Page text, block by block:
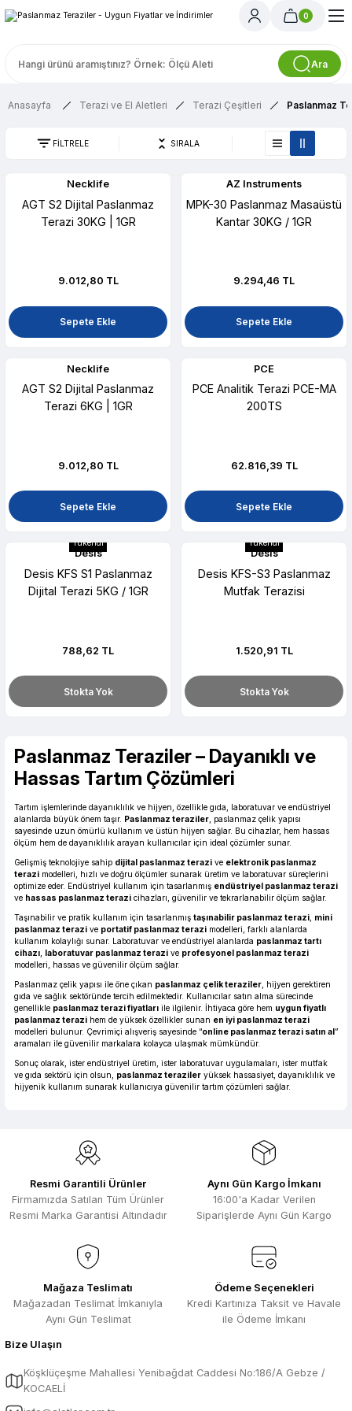
Ara
0
Anasayfa Terazi ve El Aletleri Terazi Çeşitleri Paslanmaz
FİLTRELE SIRALA
Necklife
AGT S2 Dijital Paslanmaz
Terazi 30KG | 1GR
9.012,80 TL
Sepete Ekle
AZ Instruments
MPK-30 Paslanmaz Masaüstü
Kantar 30KG / 1GR
9.294,46 TL
Sepete Ekle
Necklife
AGT S2 Dijital Paslanmaz
Terazi 6KG | 1GR
9.012,80 TL
Sepete Ekle
PCE
PCE Analitik Terazi PCE-MA
200TS
62.816,39 TL
Sepete Ekle
Tükendi
Desis
Desis KFS S1 Paslanmaz
Dijital Terazi 5KG / 1GR
788,62 TL
Stokta Yok
Tükendi
Desis
Desis KFS-S3 Paslanmaz
Mutfak Terazisi
1.520,91 TL
Stokta Yok
Paslanmaz Teraziler – Dayanıklı ve
Hassas Tartım Çözümleri
Tartım işlemlerinde dayanıklılık ve hijyen, özellikle gıda, laboratuvar ve endüstriyel
alanlarda büyük önem taşır. Paslanmaz teraziler , paslanmaz çelik yapısı
sayesinde uzun ömürlü kullanım ve üstün hijyen sağlar. Bu cihazlar, hem hassas
ölçüm hem de dayanıklılık arayan kullanıcılar için ideal çözümler sunar.
Gelişmiş teknolojiye sahip dijital paslanmaz terazi ve elektronik paslanmaz
terazi modelleri, hızlı ve doğru ölçümler sunarak üretim ve laboratuvar süreçlerini
optimize eder. Endüstriyel kullanım için tasarlanmış endüstriyel paslanmaz terazi
ve hassas paslanmaz terazi cihazları, güvenilir ve tekrarlanabilir ölçüm sağlar.
Taşınabilir ve pratik kullanım için tasarlanmış taşınabilir paslanmaz terazi mini
paslanmaz terazi ve portatif paslanmaz terazi modelleri, farklı alanlarda
kullanım kolaylığı sunar. Laboratuvar ve endüstriyel alanlarda paslanmaz tartı
cihazı laboratuvar paslanmaz terazi ve profesyonel paslanmaz terazi
modelleri, hassas ve güvenilir ölçüm sağlar.
Paslanmaz çelik yapısı ile öne çıkan paslanmaz çelik teraziler , hijyen gerektiren
gıda ve sağlık sektöründe tercih edilmektedir. Kullanıcılar satın alma sürecinde
genellikle paslanmaz terazi fiyatları ile ilgilenir. İhtiyaca göre hem uygun fiyatlı
paslanmaz terazi hem de yüksek özellikler sunan en iyi paslanmaz terazi
modelleri bulunur. Çevrimiçi alışveriş sayesinde “online paslanmaz terazi satın al”
aramaları ile güvenilir markalara kolayca ulaşmak mümkündür.
Sonuç olarak, ister endüstriyel üretim, ister laboratuvar uygulamaları, ister mutfak
ve gıda sektörü için olsun, paslanmaz teraziler yüksek hassasiyet, dayanıklılık ve
hijyenik kullanım sunarak kullanıcıya güvenilir tartım çözümleri sağlar.
Resmi Garantili Ürünler
Firmamızda Satılan Tüm Ürünler
Resmi Marka Garantisi Altındadır
Aynı Gün Kargo İmkanı
16:00'a Kadar Verilen
Siparişlerde Aynı Gün Kargo
Mağaza Teslimatı
Mağazadan Teslimat İmkanıyla
Aynı Gün Teslimat
Ödeme Seçenekleri
Kredi Kartınıza Taksit ve Havale
ile Ödeme İmkanı
Bize Ulaşın
Köşklüçeşme Mahallesi Yenibağdat Caddesi No:186/A Gebze /
KOCAELİ